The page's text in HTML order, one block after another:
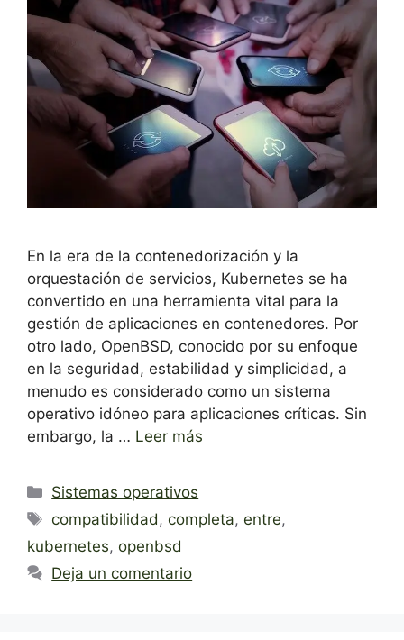
En la era de la contenedorización y la
orquestación de servicios, Kubernetes se ha
convertido en una herramienta vital para la
gestión de aplicaciones en contenedores. Por
otro lado, OpenBSD, conocido por su enfoque
en la seguridad, estabilidad y simplicidad, a
menudo es considerado como un sistema
operativo idóneo para aplicaciones críticas. Sin
embargo, la … Leer más
Categorías
Sistemas operativos
Etiquetas
compatibilidad ,completa,entre,
kubernetes, openbsd
Deja un comentario